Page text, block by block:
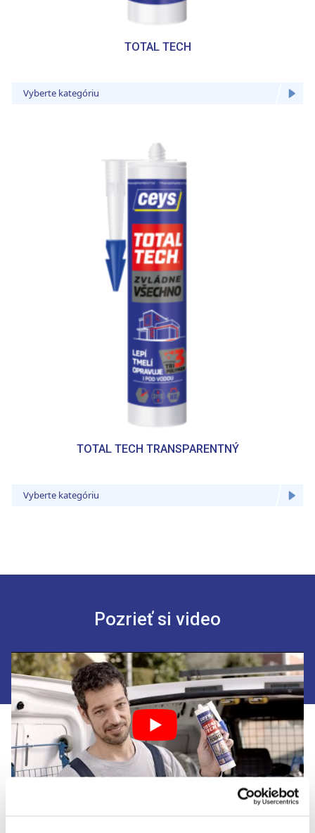
TOTAL TECH
Vyberte kategóriu
TOTAL TECH TRANSPARENTNÝ
Vyberte kategóriu
Pozrieť si video